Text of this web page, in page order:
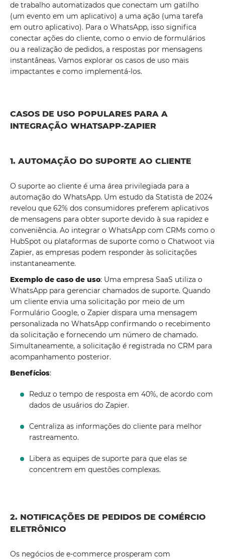
de trabalho automatizados que conectam um gatilho
(um evento em um aplicativo) a uma ação (uma tarefa
em outro aplicativo). Para o WhatsApp, isso significa
conectar ações do cliente, como o envio de formulários
ou a realização de pedidos, a respostas por mensagens
instantâneas. Vamos explorar os casos de uso mais
impactantes e como implementá-los.
CASOS DE USO POPULARES PARA A
INTEGRAÇÃO WHATSAPP-ZAPIER
1. AUTOMAÇÃO DO SUPORTE AO CLIENTE
O suporte ao cliente é uma área privilegiada para a
automação do WhatsApp. Um estudo da Statista de 2024
revelou que 62% dos consumidores preferem aplicativos
de mensagens para obter suporte devido à sua rapidez e
conveniência. Ao integrar o WhatsApp com CRMs como o
HubSpot ou plataformas de suporte como o Chatwoot via
Zapier, as empresas podem responder às solicitações
instantaneamente.
Exemplo de caso de uso: Uma empresa SaaS utiliza o
WhatsApp para gerenciar chamados de suporte. Quando
um cliente envia uma solicitação por meio de um
Formulário Google, o Zapier dispara uma mensagem
personalizada no WhatsApp confirmando o recebimento
da solicitação e fornecendo um número de chamado.
Simultaneamente, a solicitação é registrada no CRM para
acompanhamento posterior.
Benefícios:
Reduz o tempo de resposta em 40%, de acordo com
dados de usuários do Zapier.
Centraliza as informações do cliente para melhor
rastreamento.
Libera as equipes de suporte para que elas se
concentrem em questões complexas.
2. NOTIFICAÇÕES DE PEDIDOS DE COMÉRCIO
ELETRÔNICO
Os negócios de e-commerce prosperam com